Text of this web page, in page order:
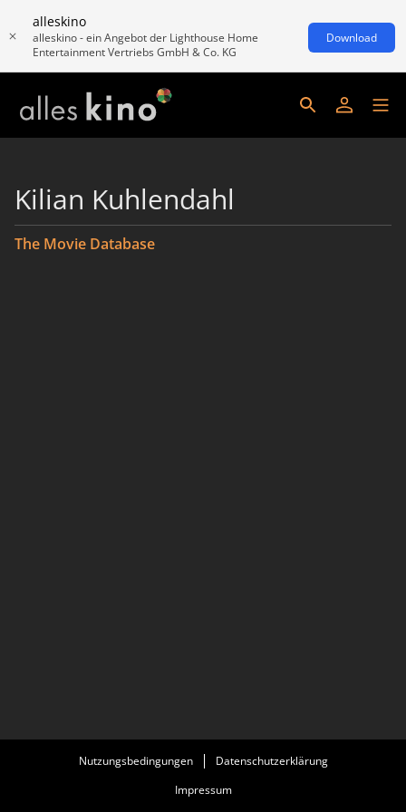
alleskino
alleskino - ein Angebot der Lighthouse Home
Entertainment Vertriebs GmbH & Co. KG
Download
Kilian Kuhlendahl
The Movie Database
Nutzungsbedingungen
Datenschutzerklärung
Impressum